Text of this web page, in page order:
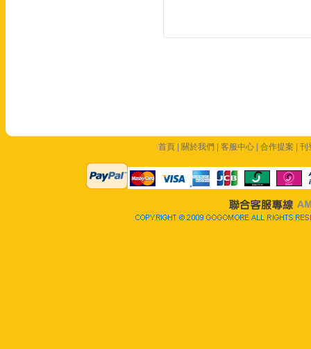
首頁 關於我們 客服中心 合作提案 刊